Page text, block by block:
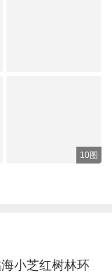
10图
小芝红树林环